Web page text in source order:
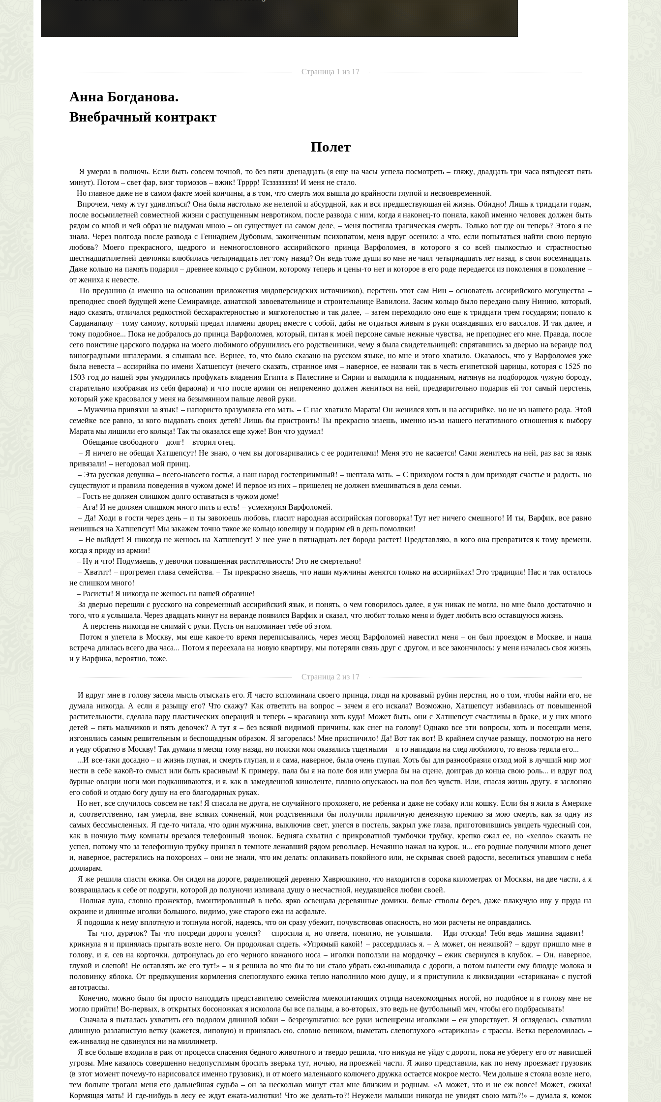
Страница 1 из 17
Анна Богданова.
Внебрачный контракт
Полет
Я умерла в полночь. Если быть совсем точной, то без пяти двенадцать (я еще на часы успела посмотреть – гляжу, двадцать три часа пятьдесят пять
минут). Потом – свет фар, визг тормозов – вжик! Трррр! Тсззззззззз! И меня не стало.
Но главное даже не в самом факте моей кончины, а в том, что смерть моя вышла до крайности глупой и несвоевременной.
Впрочем, чему ж тут удивляться? Она была настолько же нелепой и абсурдной, как и вся предшествующая ей жизнь. Обидно! Лишь к тридцати годам,
после восьмилетней совместной жизни с распущенным невротиком, после развода с ним, когда я наконец-то поняла, какой именно человек должен быть
рядом со мной и чей образ не выдуман мною – он существует на самом деле, – меня постигла трагическая смерть. Только вот где он теперь? Этого я не
знала. Через полгода после развода с Геннадием Дубовым, законченным психопатом, меня вдруг осенило: а что, если попытаться найти свою первую
любовь? Моего прекрасного, щедрого и немногословного ассирийского принца Варфоломея, в которого я со всей пылкостью и страстностью
шестнадцатилетней девчонки влюбилась четырнадцать лет тому назад? Он ведь тоже души во мне не чаял четырнадцать лет назад, в свои восемнадцать.
Даже кольцо на память подарил – древнее кольцо с рубином, которому теперь и цены-то нет и которое в его роде передается из поколения в поколение –
от жениха к невесте.
По преданию (а именно на основании приложения мидоперсидских источников), перстень этот сам Нин – основатель ассирийского могущества –
преподнес своей будущей жене Семирамиде, азиатской завоевательнице и строительнице Вавилона. Засим кольцо было передано сыну Нинию, который,
надо сказать, отличался редкостной бесхарактерностью и мягкотелостью и так далее, – затем переходило оно еще к тридцати трем государям; попало к
Сарданапалу – тому самому, который предал пламени дворец вместе с собой, дабы не отдаться живым в руки осаждавших его вассалов. И так далее, и
тому подобное... Пока не добралось до принца Варфоломея, который, питая к моей персоне самые нежные чувства, не преподнес его мне. Правда, после
сего поистине царского подарка на моего любимого обрушились его родственники, чему я была свидетельницей: спрятавшись за дверью на веранде под
виноградными шпалерами, я слышала все. Вернее, то, что было сказано на русском языке, но мне и этого хватило. Оказалось, что у Варфоломея уже
была невеста – ассирийка по имени Хатшепсут (нечего сказать, странное имя – наверное, ее назвали так в честь египетской царицы, которая с 1525 по
1503 год до нашей эры умудрилась профукать владения Египта в Палестине и Сирии и выходила к подданным, натянув на подбородок чужую бороду,
старательно изображая из себя фараона) и что после армии он непременно должен жениться на ней, предварительно подарив ей тот самый перстень,
который уже красовался у меня на безымянном пальце левой руки.
– Мужчина привязан за язык! – напористо вразумляла его мать. – С нас хватило Марата! Он женился хоть и на ассирийке, но не из нашего рода. Этой
семейке все равно, за кого выдавать своих детей! Лишь бы пристроить! Ты прекрасно знаешь, именно из-за нашего негативного отношения к выбору
Марата мы лишили его кольца! Так ты оказался еще хуже! Вон что удумал!
– Обещание свободного – долг! – вторил отец.
– Я ничего не обещал Хатшепсут! Не знаю, о чем вы договаривались с ее родителями! Меня это не касается! Сами женитесь на ней, раз вас за язык
привязали! – негодовал мой принц.
– Эта русская девушка – всего-навсего гостья, а наш народ гостеприимный! – шептала мать. – С приходом гостя в дом приходят счастье и радость, но
существуют и правила поведения в чужом доме! И первое из них – пришелец не должен вмешиваться в дела семьи.
– Гость не должен слишком долго оставаться в чужом доме!
– Ага! И не должен слишком много пить и есть! – усмехнулся Варфоломей.
– Да! Ходи в гости через день – и ты завоюешь любовь, гласит народная ассирийская поговорка! Тут нет ничего смешного! И ты, Варфик, все равно
женишься на Хатшепсут! Мы закажем точно такое же кольцо ювелиру и подарим ей в день помолвки!
– Не выйдет! Я никогда не женюсь на Хатшепсут! У нее уже в пятнадцать лет борода растет! Представляю, в кого она превратится к тому времени,
когда я приду из армии!
– Ну и что! Подумаешь, у девочки повышенная растительность! Это не смертельно!
– Хватит! – прогремел глава семейства. – Ты прекрасно знаешь, что наши мужчины женятся только на ассирийках! Это традиция! Нас и так осталось
не слишком много!
– Расисты! Я никогда не женюсь на вашей образине!
За дверью перешли с русского на современный ассирийский язык, и понять, о чем говорилось далее, я уж никак не могла, но мне было достаточно и
того, что я услышала. Через двадцать минут на веранде появился Варфик и сказал, что любит только меня и будет любить всю оставшуюся жизнь.
– А перстень никогда не снимай с руки. Пусть он напоминает тебе об этом.
Потом я улетела в Москву, мы еще какое-то время переписывались, через месяц Варфоломей навестил меня – он был проездом в Москве, и наша
встреча длилась всего два часа... Потом я переехала на новую квартиру, мы потеряли связь друг с другом, и все закончилось: у меня началась своя жизнь,
и у Варфика, вероятно, тоже.
Страница 2 из 17
И вдруг мне в голову засела мысль отыскать его. Я часто вспоминала своего принца, глядя на кровавый рубин перстня, но о том, чтобы найти его, не
думала никогда. А если я разыщу его? Что скажу? Как ответить на вопрос – зачем я его искала? Возможно, Хатшепсут избавилась от повышенной
растительности, сделала пару пластических операций и теперь – красавица хоть куда! Может быть, они с Хатшепсут счастливы в браке, и у них много
детей – пять мальчиков и пять девочек? А тут я – без всякой видимой причины, как снег на голову! Однако все эти вопросы, хоть и посещали меня,
изгонялись самым решительным и беспощадным образом. Я загорелась! Мне приспичило! Да! Вот так вот! В крайнем случае разыщу, посмотрю на него
и уеду обратно в Москву! Так думала я месяц тому назад, но поиски мои оказались тщетными – я то нападала на след любимого, то вновь теряла его...
...И все-таки досадно – и жизнь глупая, и смерть глупая, и я сама, наверное, была очень глупая. Хоть бы для разнообразия отход мой в лучший мир мог
нести в себе какой-то смысл или быть красивым! К примеру, пала бы я на поле боя или умерла бы на сцене, доиграв до конца свою роль... и вдруг под
бурные овации ноги мои подкашиваются, и я, как в замедленной киноленте, плавно опускаюсь на пол без чувств. Или, спасая жизнь другу, я заслоняю
его собой и отдаю богу душу на его благодарных руках.
Но нет, все случилось совсем не так! Я спасала не друга, не случайного прохожего, не ребенка и даже не собаку или кошку. Если бы я жила в Америке
и, соответственно, там умерла, вне всяких сомнений, мои родственники бы получили приличную денежную премию за мою смерть, как за одну из
самых бессмысленных. Я где-то читала, что один мужчина, выключив свет, улегся в постель, закрыл уже глаза, приготовившись увидеть чудесный сон,
как в ночную тьму комнаты врезался телефонный звонок. Бедняга схватил с прикроватной тумбочки трубку, крепко сжал ее, но «хелло» сказать не
успел, потому что за телефонную трубку принял в темноте лежавший рядом револьвер. Нечаянно нажал на курок, и... его родные получили много денег
и, наверное, растерялись на похоронах – они не знали, что им делать: оплакивать покойного или, не скрывая своей радости, веселиться упавшим с неба
долларам.
Я же решила спасти ежика. Он сидел на дороге, разделяющей деревню Хаврюшкино, что находится в сорока километрах от Москвы, на две части, а я
возвращалась к себе от подруги, которой до полуночи изливала душу о несчастной, неудавшейся любви своей.
Полная луна, словно прожектор, вмонтированный в небо, ярко освещала деревянные домики, белые стволы берез, даже плакучую иву у пруда на
окраине и длинные иголки большого, видимо, уже старого ежа на асфальте.
Я подошла к нему вплотную и топнула ногой, надеясь, что он сразу убежит, почувствовав опасность, но мои расчеты не оправдались.
– Ты что, дурачок? Ты что посреди дороги уселся? – спросила я, но ответа, понятно, не услышала. – Иди отсюда! Тебя ведь машина задавит! –
крикнула я и принялась прыгать возле него. Он продолжал сидеть. «Упрямый какой! – рассердилась я. – А может, он неживой? – вдруг пришло мне в
голову, и я, сев на корточки, дотронулась до его черного кожаного носа – иголки поползли на мордочку – ежик свернулся в клубок. – Он, наверное,
глухой и слепой! Не оставлять же его тут!» – и я решила во что бы то ни стало убрать ежа-инвалида с дороги, а потом вынести ему блюдце молока и
половинку яблока. От предвкушения кормления слепоглухого ежика тепло наполнило мою душу, и я приступила к ликвидации «старикана» с пустой
автотрассы.
Конечно, можно было бы просто наподдать представителю семейства млекопитающих отряда насекомоядных ногой, но подобное и в голову мне не
могло прийти! Во-первых, в открытых босоножках я исколола бы все пальцы, а во-вторых, это ведь не футбольный мяч, чтобы его подбрасывать!
Сначала я пыталась ухватить его подолом длинной юбки – безрезультатно: все руки испещрены иголками – еж упорствует. Я огляделась, схватила
длинную разлапистую ветку (кажется, липовую) и принялась ею, словно веником, выметать слепоглухого «старикана» с трассы. Ветка переломилась –
еж-инвалид не сдвинулся ни на миллиметр.
Я все больше входила в раж от процесса спасения бедного животного и твердо решила, что никуда не уйду с дороги, пока не уберегу его от нависшей
угрозы. Мне казалось совершенно недопустимым бросить зверька тут, ночью, на проезжей части. Я живо представила, как по нему проезжает грузовик
(в этот момент почему-то нарисовался именно грузовик), и от моего маленького колючего дружка остается мокрое место. Чем дольше я стояла возле него,
тем больше трогала меня его дальнейшая судьба – он за несколько минут стал мне близким и родным. «А может, это и не еж вовсе! Может, ежиха!
Кормящая мать! И где-нибудь в лесу ее ждут ежата-малютки! Что же делать-то?! Неужели малыши никогда не увидят свою мать?!» – думала я, комок